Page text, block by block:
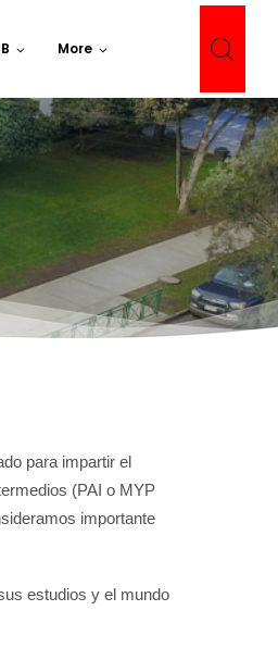
More
para impartir el
(PAI o MYP
importante
estudios y el mundo